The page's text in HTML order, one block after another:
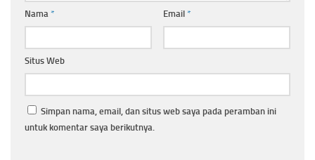
Nama * Email *
Situs Web
Simpan nama, email, dan situs web saya pada peramban ini
untuk komentar saya berikutnya.